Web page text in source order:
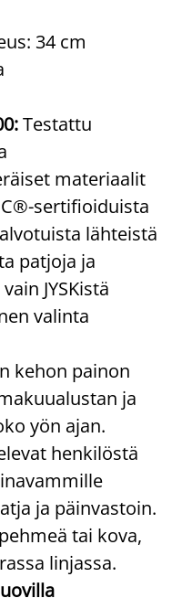
34 cm
Testattu
materiaalit
sertifioiduista
lähteistä
patjoja ja
JYSKistä
valinta
kehon painon
ja
yön ajan.
henkilöstä
ja päinvastoin.
tai kova,
linjassa.